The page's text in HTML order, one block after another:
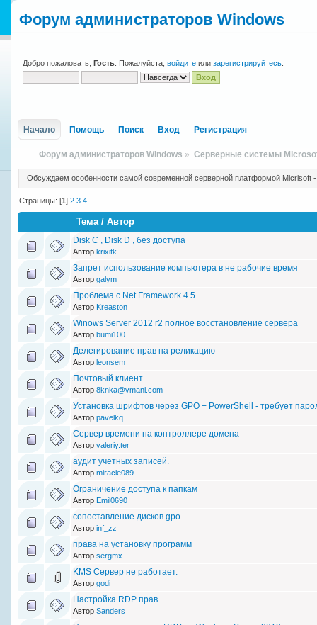
Форум администраторов Windows
Добро пожаловать, Гость . Пожалуйста, войдите или зарегистрируйтесь
Начало Помощь Поиск Вход Регистрация
Форум администраторов Windows » Серверные системы
Обсуждаем особенности самой современной серверной платформой Micrisoft
Страницы: [1]2 3 4
Тема /Автор
Disk C , Disk D , без доступа
Автор krixitk
Запрет использование компьютера в не рабочие время
Автор galym
Проблема с Net Framework 4.5
Автор Kreaston
Winows Server 2012 r2 полное восстановление сервера
Автор bumi100
Делегирование прав на реликацию
Автор leonsem
Почтовый клиент
Автор 8knka@vmani.com
Установка шрифтов через GPO + PowerShell - требует
Автор pavelkq
Сервер времени на контроллере домена
Автор valeriy.ter
аудит учетных записей.
Автор miracle089
Ограничение доступа к папкам
Автор Emil0690
сопоставление дисков gpo
Автор inf_zz
права на установку программ
Автор sergmx
KMS Сервер не работает.
Автор godi
Настройка RDP прав
Автор Sanders